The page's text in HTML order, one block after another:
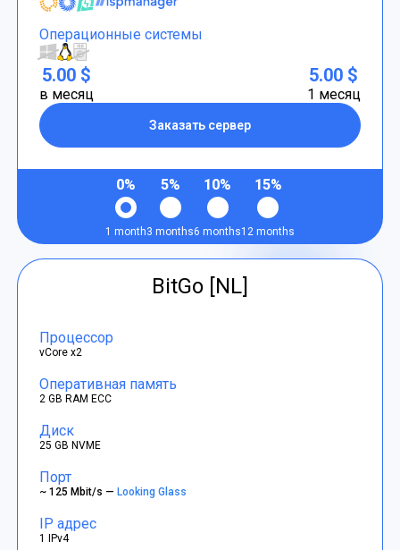
Операционные системы
5.00 $
в месяц
Заказать сервер
5.00 $
1 месяц
0%
1 month
5%
3 months
10%
6 months
15%
12 months
BitGo [NL]
Процессор
vCore x2
Оперативная память
2 GB RAM ECC
Диск
25 GB NVME
Порт
~ 125 Mbit/s —Looking Glass
IP адрес
1 IPv4